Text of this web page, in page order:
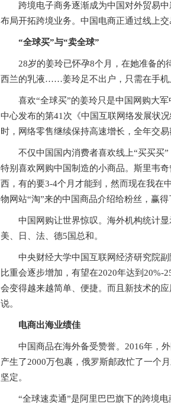
跨境电子商务逐渐成为中国对外贸易
布局开拓跨境业务。中国电商正通过线上
“全球买”与“卖全球”
28岁的姜玲已怀孕8个月，在她准备
西兰的乳液……姜玲足不出户，只需在手机
喜欢“全球买”的姜玲只是中国网购大军
中心发布的第41次《中国互联网络发展状
时，网络零售继续保持高速增长，全年交
不仅中国国内消费者喜欢线上“买买买
特别喜欢网购中国制造的小商品。斯里韦
西，有的要3-4个月才能到，然而现在我在
物网站“淘”来的中国商品介绍给粉丝，赢
中国网购让世界惊叹。海外机构统计
美、日、法、德5国总和。
中央财经大学中国互联网经济研究院
比重会逐步增加，有望在2020年达到20%-
会变得越来越简单、便捷。而且新技术的
说。
电商出海业绩佳
中国商品在海外备受赞誉。2016年，
产生了2000万包裹，俄罗斯邮政忙了一个
坚定。
“全球速卖通”是阿里巴巴旗下的跨境